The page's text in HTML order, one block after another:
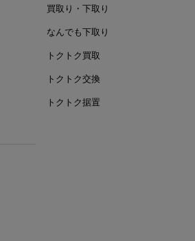
買取り・下取り
なんでも下取り
トクトク買取
トクトク交換
トクトク据置